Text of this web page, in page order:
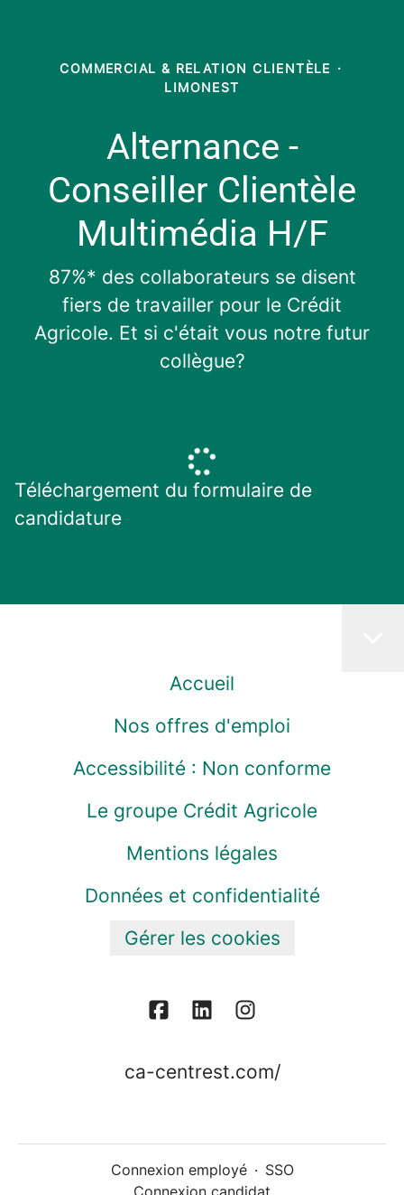
COMMERCIAL & RELATION CLIENTÈLE ·
LIMONEST
Alternance -
Conseiller Clientèle
Multimédia H/F
87%* des collaborateurs se disent
fiers de travailler pour le Crédit
Agricole. Et si c'était vous notre futur
collègue?
Téléchargement du formulaire de
candidature
Accueil
Nos offres d'emploi
Accessibilité : Non conforme
Le groupe Crédit Agricole
Mentions légales
Données et confidentialité
Gérer les cookies
ca-centrest.com/
Connexion employé · SSO